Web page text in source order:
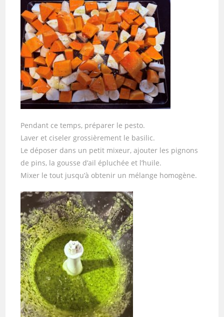
Pendant ce temps, préparer le pesto.
Laver et ciseler grossièrement le basilic.
Le déposer dans un petit mixeur, ajouter les pignons
de pins, la gousse d’ail épluchée et l’huile.
Mixer le tout jusqu’à obtenir un mélange homogène.